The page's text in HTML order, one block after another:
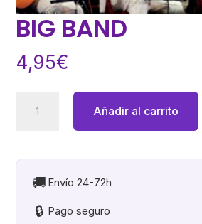
BIG BAND
4,95€
BAND
Añadir al carrito
🚚 Envío 24-72h
🔒 Pago seguro